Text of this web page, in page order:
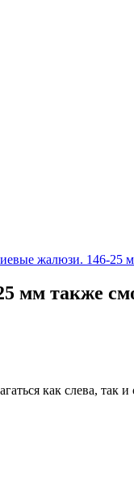
жалюзи. 146-25
мм также
как слева, так и